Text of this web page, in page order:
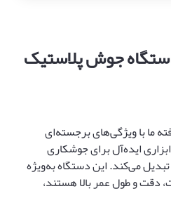
جوش پلاستیک
ما با ویژگی‌های برجسته‌ای
ایده‌آل برای جوشکاری
می‌کند. این دستگاه به‌ویژه
دقت و طول عمر بالا هستند،